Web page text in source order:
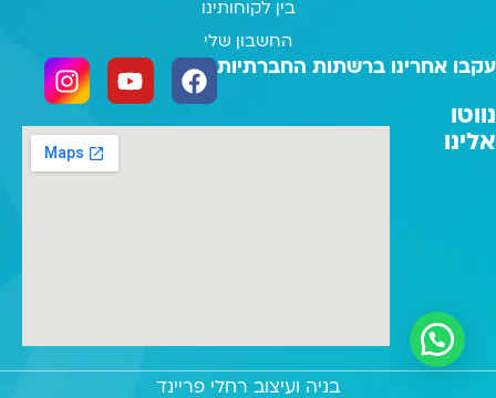
בין לקוחותינו
החשבון שלי
עקבו אחרינו ברשתות החברתיות
נווטו
אלינו
בניה ועיצוב רחלי פריינד